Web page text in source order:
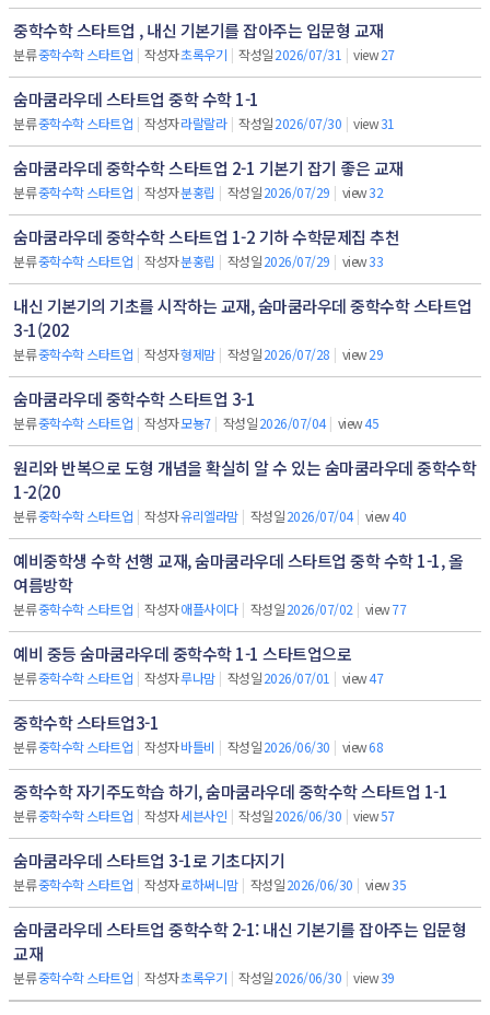
중학수학 스타트업 , 내신 기본기를 잡아주는 입문형 교재
분류중학수학 스타트업 | 작성자초록우기 | 작성일2026/07/31 | view27
숨마쿰라우데 스타트업 중학 수학 1-1
분류중학수학 스타트업 | 작성자라랄랄라 | 작성일2026/07/30 | view31
숨마쿰라우데 중학수학 스타트업 2-1 기본기 잡기 좋은 교재
분류중학수학 스타트업 | 작성자분홍립 | 작성일2026/07/29 | view32
숨마쿰라우데 중학수학 스타트업 1-2 기하 수학문제집 추천
분류중학수학 스타트업 | 작성자분홍립 | 작성일2026/07/29 | view33
내신 기본기의 기초를 시작하는 교재, 숨마쿰라우데 중학수학 스타트업
3-1(202
분류중학수학 스타트업 | 작성자형제맘 | 작성일2026/07/28 | view29
숨마쿰라우데 중학수학 스타트업 3-1
분류중학수학 스타트업 | 작성자모뇽7 | 작성일2026/07/04 | view45
원리와 반복으로 도형 개념을 확실히 알 수 있는 숨마쿰라우데 중학수학
1-2(20
분류중학수학 스타트업 | 작성자유리엘라맘 | 작성일2026/07/04 | view40
예비중학생 수학 선행 교재, 숨마쿰라우데 스타트업 중학 수학 1-1, 올
여름방학
분류중학수학 스타트업 | 작성자애플사이다 | 작성일2026/07/02 | view77
예비 중등 숨마쿰라우데 중학수학 1-1 스타트업으로
분류중학수학 스타트업 | 작성자루나맘 | 작성일2026/07/01 | view47
중학수학 스타트업3-1
분류중학수학 스타트업 | 작성자바틀비 | 작성일2026/06/30 | view68
중학수학 자기주도학습 하기, 숨마쿰라우데 중학수학 스타트업 1-1
분류중학수학 스타트업 | 작성자세븐사인 | 작성일2026/06/30 | view57
숨마쿰라우데 스타트업 3-1로 기초다지기
분류중학수학 스타트업 | 작성자로하써니맘 | 작성일2026/06/30 | view35
숨마쿰라우데 스타트업 중학수학 2-1: 내신 기본기를 잡아주는 입문형
교재
분류중학수학 스타트업 | 작성자초록우기 | 작성일2026/06/30 | view39